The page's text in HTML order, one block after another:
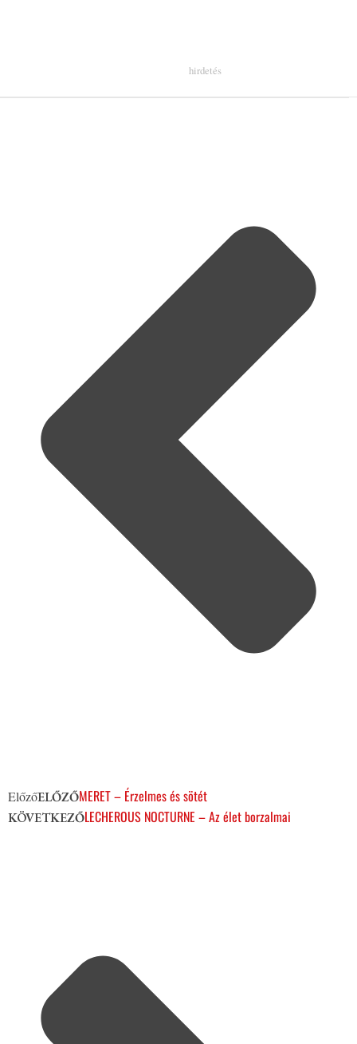
ElőzőELŐZŐMERET – Érzelmes és sötét
KÖVETKEZŐLECHEROUS NOCTURNE – Az élet borzalmai